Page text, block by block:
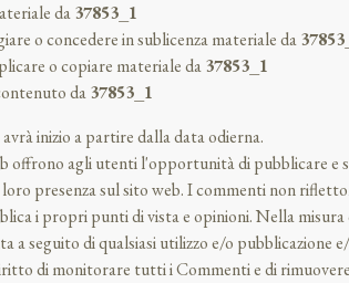
da37853_1
o concedere in sublicenza materiale da
o copiare materiale da37853_1
da37853_1
inizio a partire dalla data odierna.
offrono agli utenti l'opportunità di pubblicare e
presenza sul sito web. I commenti non
i propri punti di vista e opinioni. Nella
a seguito di qualsiasi utilizzo e/o pubblicazione
di monitorare tutti i Commenti e di